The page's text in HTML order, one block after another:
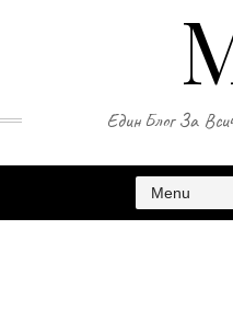
Един Блог За